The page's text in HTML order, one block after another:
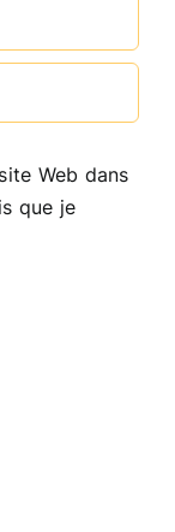
Web dans
que je